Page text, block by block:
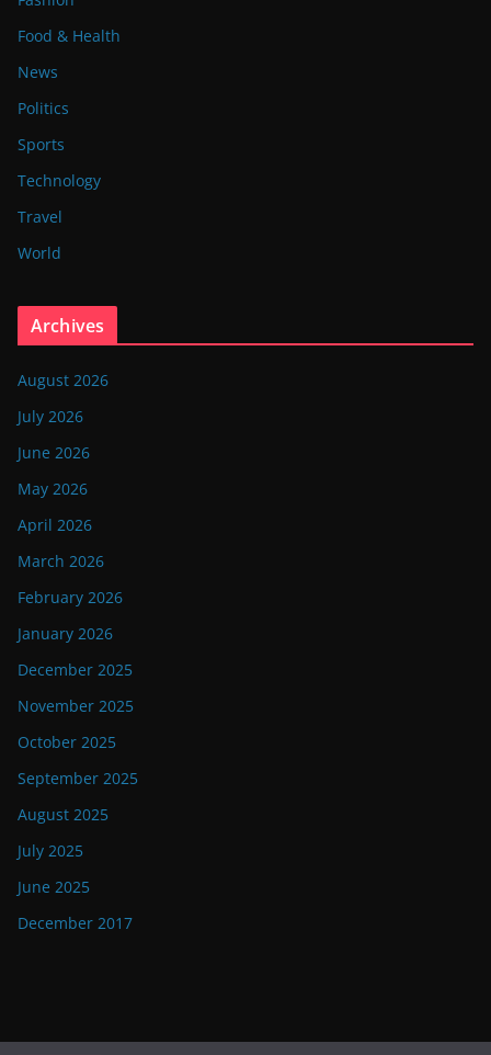
Food & Health
News
Politics
Sports
Technology
Travel
World
Archives
August 2026
July 2026
June 2026
May 2026
April 2026
March 2026
February 2026
January 2026
December 2025
November 2025
October 2025
September 2025
August 2025
July 2025
June 2025
December 2017